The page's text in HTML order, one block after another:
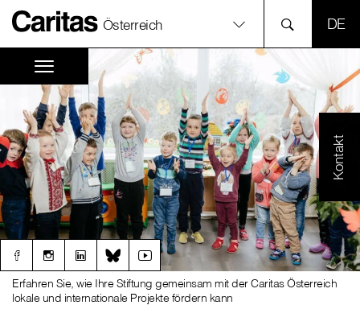
Österreich
Kontakt
Erfahren Sie, wie Ihre Stiftung gemeinsam mit der Caritas Österreich
lokale und internationale Projekte fördern kann